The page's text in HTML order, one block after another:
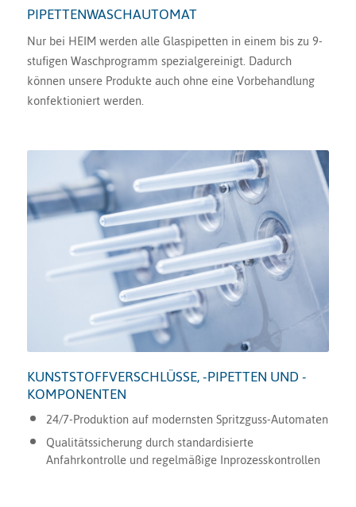
PIPETTENWASCHAUTOMAT
Nur bei HEIM werden alle Glaspipetten in einem bis zu 9-
stufigen Waschprogramm spezialgereinigt. Dadurch
können unsere Produkte auch ohne eine Vorbehandlung
konfektioniert werden.
KUNSTSTOFFVERSCHLÜSSE, -PIPETTEN UND -
KOMPONENTEN
24/7-Produktion auf modernsten Spritzguss-Automaten
Qualitätssicherung durch standardisierte
Anfahrkontrolle und regelmäßige Inprozesskontrollen